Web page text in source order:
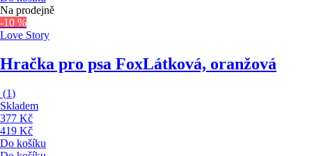
Na prodejně
-10 %
Love Story
Hračka pro psa FoxLátková, oranžová
(1)
Skladem
377 Kč
419 Kč
Do košíku